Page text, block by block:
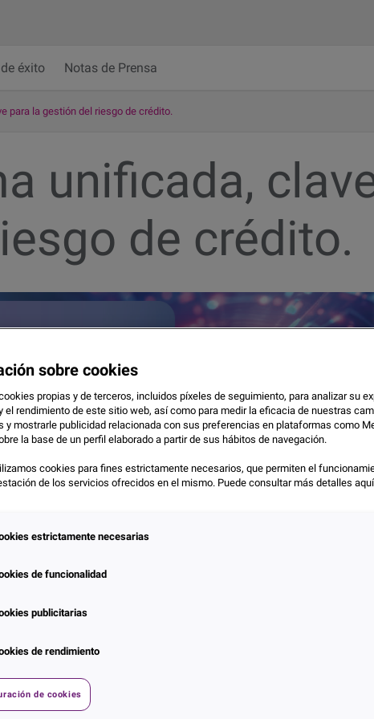
éxito Notas de Prensa
para la gestión del riesgo de crédito.
unificada,
de crédito.
España
operativos agénticos (AOS), las tecnologías cloud y
siguen operando con sistemas legacy, con la información y
la innovación ni adaptarse a los retos actuales.
las nuevas tecnologías nos aportan nuevas capacidades
sobre cookies
propias y de terceros, incluidos píxeles de seguimiento, para analizar su
el rendimiento de este sitio web, así como para medir la eficacia de nuestras
y mostrarle publicidad relacionada con sus preferencias en plataformas como
la base de un perfil elaborado a partir de sus hábitos de navegación.
cookies para fines estrictamente necesarios, que permiten el
de los servicios ofrecidos en el mismo. Puede consultar más detalles aquí
estrictamente necesarias
de funcionalidad
publicitarias
de rendimiento
de cookies